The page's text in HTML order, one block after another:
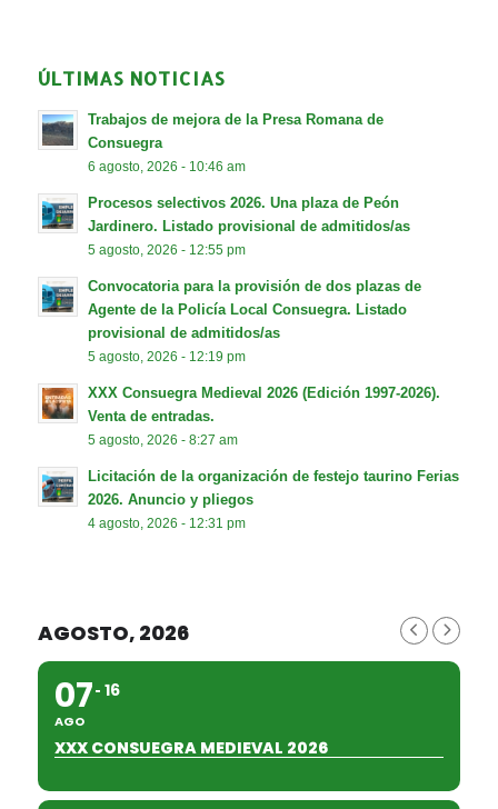
ÚLTIMAS NOTICIAS
Trabajos de mejora de la Presa Romana de
Consuegra
6 agosto, 2026 - 10:46 am
Procesos selectivos 2026. Una plaza de Peón
Jardinero. Listado provisional de admitidos/as
5 agosto, 2026 - 12:55 pm
Convocatoria para la provisión de dos plazas de
Agente de la Policía Local Consuegra. Listado
provisional de admitidos/as
5 agosto, 2026 - 12:19 pm
XXX Consuegra Medieval 2026 (Edición 1997-2026).
Venta de entradas.
5 agosto, 2026 - 8:27 am
Licitación de la organización de festejo taurino Ferias
2026. Anuncio y pliegos
4 agosto, 2026 - 12:31 pm
AGOSTO, 2026
07
AGO
16
XXX CONSUEGRA MEDIEVAL 2026